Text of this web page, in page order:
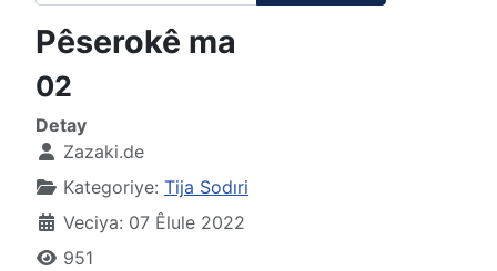
Pêserokê ma
02
Detay
Zazaki.de
Kategoriye: Tija Sodıri
Veciya: 07 Êlule 2022
951